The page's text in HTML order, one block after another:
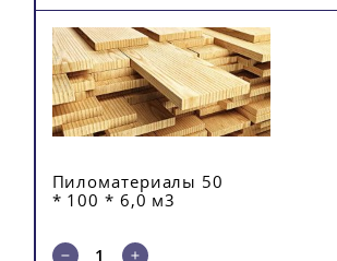
Пиломатериалы 50
* 100 * 6,0 м3